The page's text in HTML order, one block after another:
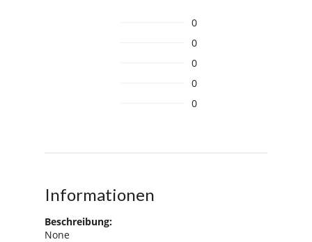
0
0
0
0
0
Informationen
Beschreibung:
None